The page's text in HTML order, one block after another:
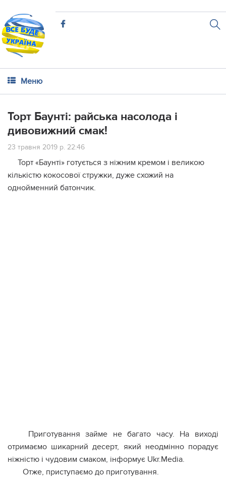
Меню
Торт Баунті: райська насолода і
дивовижний смак!
23 травня 2019 р. 22:46
Торт «Баунті» готується з ніжним кремом і великою
кількістю кокосової стружки, дуже схожий на
однойменний батончик.
Приготування займе не багато часу. На виході
отримаємо шикарний десерт, який неодмінно порадує
ніжністю і чудовим смаком, інформує Ukr.Media.
Отже, приступаємо до приготування.